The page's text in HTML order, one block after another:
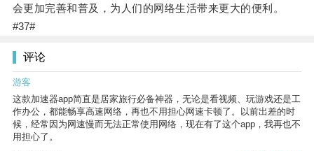
会更加完善和普及，为人们的网络生活带来更大的便利。
#37#
评论
游客
这款加速器app简直是居家旅行必备神器，无论是看视频、玩游戏还是工
作办公，都能畅享高速网络，再也不用担心网速卡顿了。以前出差的时
候，经常因为网速慢而无法正常使用网络，现在有了这个app，我再也不
用担心了。